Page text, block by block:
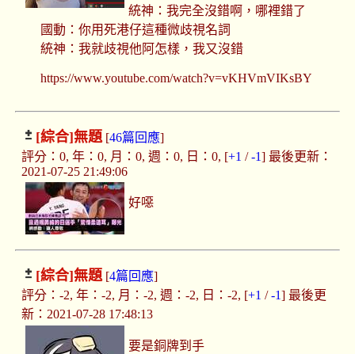
統神：我完全沒錯啊，哪裡錯了
國動：你用死港仔這種微歧視名詞
統神：我就歧視他阿怎樣，我又沒錯
https://www.youtube.com/watch?v=vKHVmVIKsBY
[綜合]無題[46篇回應]
評分：0, 年：0, 月：0, 週：0, 日：0, [+1 /-1] 最後更新：
2021-07-25 21:49:06
好噁
[綜合]無題[4篇回應]
評分：-2, 年：-2, 月：-2, 週：-2, 日：-2, [+1 /-1] 最後更
新：2021-07-28 17:48:13
要是銅牌到手